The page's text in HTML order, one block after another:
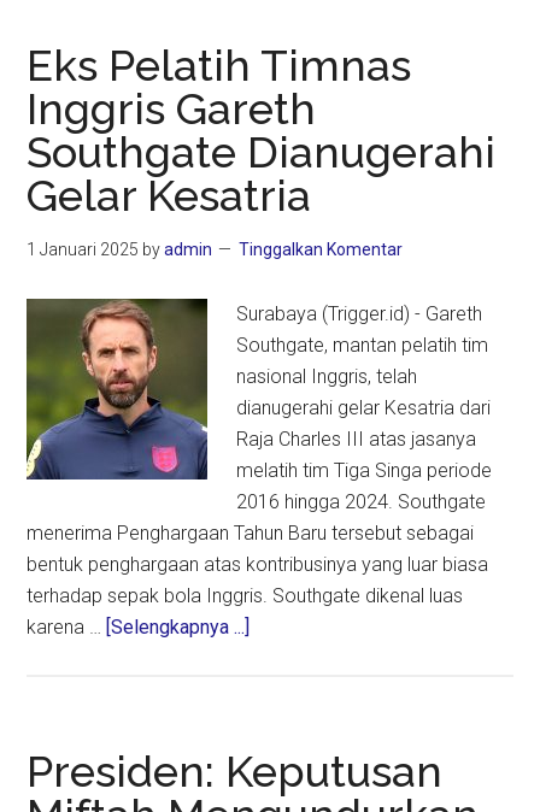
Eks Pelatih Timnas
Inggris Gareth
Southgate Dianugerahi
Gelar Kesatria
1 Januari 2025 byadmin Tinggalkan Komentar
Surabaya (Trigger.id) - Gareth
Southgate, mantan pelatih tim
nasional Inggris, telah
dianugerahi gelar Kesatria dari
Raja Charles III atas jasanya
melatih tim Tiga Singa periode
2016 hingga 2024. Southgate
menerima Penghargaan Tahun Baru tersebut sebagai
bentuk penghargaan atas kontribusinya yang luar biasa
terhadap sepak bola Inggris. Southgate dikenal luas
karena … [Selengkapnya ...]
Inggris
Gareth
Presiden: Keputusan